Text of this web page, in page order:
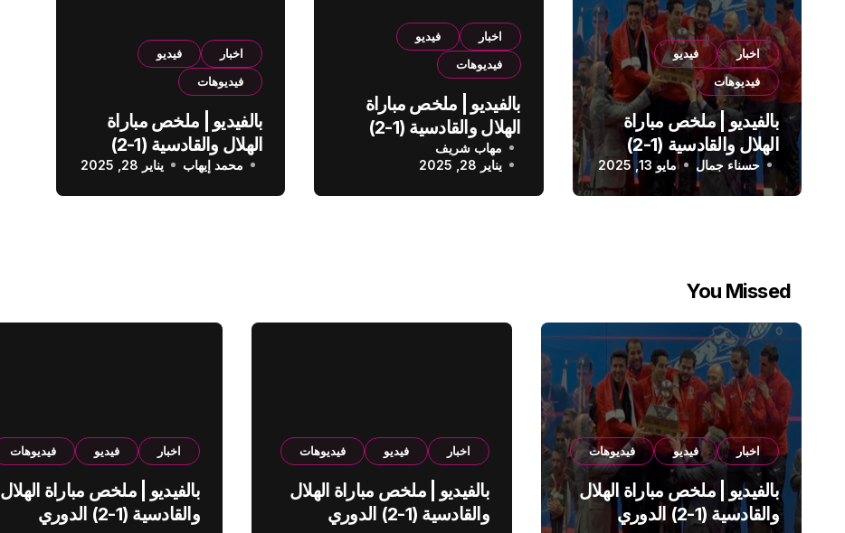
اخبار
فيديو
فيديوهات
بالفيديو | ملخص مباراة
الهلال والقادسية (1-2)
الدوري السعودي
حسناء جمال مايو 13, 2025
اخبار
فيديو
فيديوهات
بالفيديو | ملخص مباراة
الهلال والقادسية (1-2)
الدوري السعودي
مهاب شريف
يناير 28, 2025
اخبار
فيديو
فيديوهات
بالفيديو | ملخص مباراة
الهلال والقادسية (1-2)
الدوري السعودي
محمد إيهاب يناير 28, 2025
You Missed
اخبار فيديو فيديوهات
بالفيديو | ملخص مباراة الهلال
والقادسية (1-2) الدوري
اخبار فيديو فيديوهات
بالفيديو | ملخص مباراة الهلال
والقادسية (1-2) الدوري
اخبار فيديو فيديوهات
بالفيديو | ملخص مباراة الهلال
والقادسية (1-2) الدوري